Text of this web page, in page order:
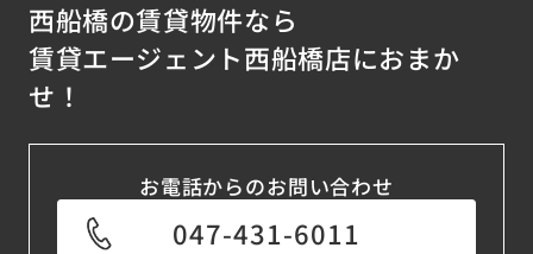
西船橋の賃貸物件なら
賃貸エージェント西船橋店におまか
せ！
お電話からのお問い合わせ
047-431-6011